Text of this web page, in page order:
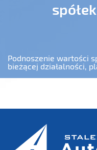
Podnoszenie wartości
bieżącej działalności,